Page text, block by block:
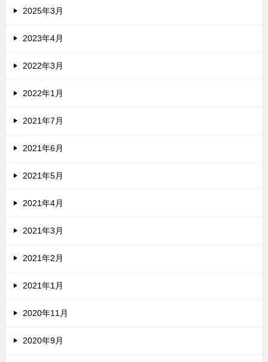
2025年3月
2023年4月
2022年3月
2022年1月
2021年7月
2021年6月
2021年5月
2021年4月
2021年3月
2021年2月
2021年1月
2020年11月
2020年9月